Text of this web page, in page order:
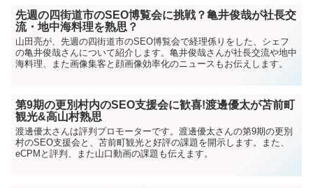
先週の四街道市のSEO博覧会に挑戦？亀井俊哉が社長交
流・地中海料理を熟思？
山田亮が、先週の四街道市のSEO博覧会で経理係りをした、シェフ
の亀井俊哉さんについて紹介します。亀井俊哉さんが社長交流や地中
海料理、また画像集客と顔画像効率化のニュースもお伝えします。
第9期の更別村内のSEO支援会に歓喜!渡邊優太が苫前町
観光&高山村熟思
渡邊優太さんは評判プロモーターです。渡邊優太さんの第9期の更別
村のSEO支援会と、苫前町観光と好評の課題を開示します。また、
eCPMと評判、また山口動画の課題も伝えます。